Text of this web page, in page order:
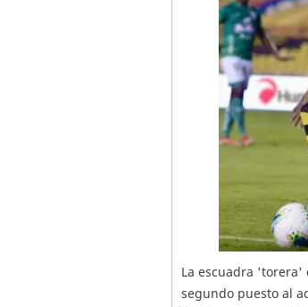
La escuadra 'torera'
segundo puesto al